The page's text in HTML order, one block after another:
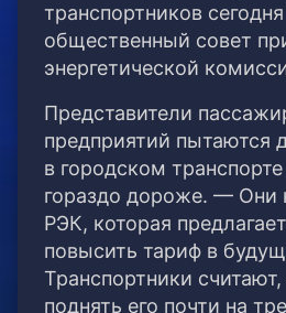
транспортников
общественный совет
энергетической
Представители
предприятий пытаются
в городском
гораздо дороже. — Они
РЭК, которая
повысить тариф в
Транспортники
поднять его почти на